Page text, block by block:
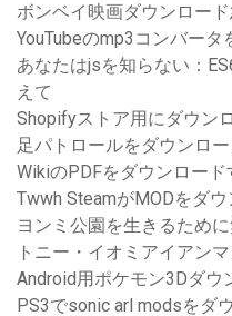
ボンベイ映画ダウンロー
YouTubeのmp3コンバー
あなたはjsを知らない：
えて
Shopifyストア用にダウン
足パトロールをダウンロ
WikiのPDFをダウンロード
Twwh SteamがMODをダ
ヨンミ公園を生きるため
トニー・イオミアイアン
Android用ポケモン3Dダウ
PS3でsonic arl modsをダ